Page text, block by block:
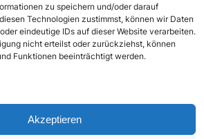
zu speichern und/oder darauf
Technologien zustimmst, können wir Daten
eindeutige IDs auf dieser Website verarbeiten.
nicht erteilst oder zurückziehst, können
Funktionen beeinträchtigt werden.
Akzeptieren
© 2025 · Bürbacher Spielvereinigung 1909 e.V.